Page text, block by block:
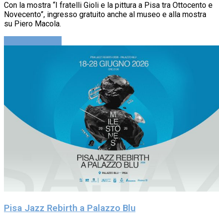
Con la mostra “I fratelli Gioli e la pittura a Pisa tra Ottocento e
Novecento”, ingresso gratuito anche al museo e alla mostra
su Piero Macola.
Pisa Jazz Rebirth a Palazzo Blu